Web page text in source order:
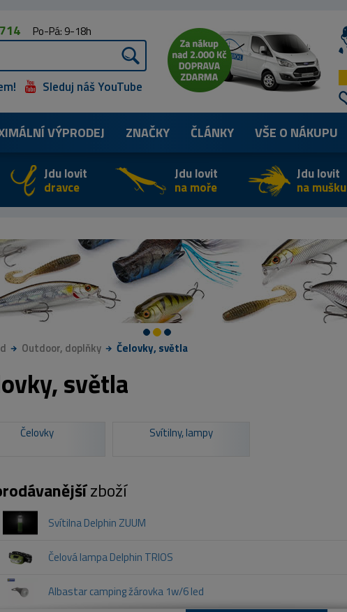
Po-Pá: 9-18h
Sleduj náš YouTube
VÝPRODEJ ZNAČKY ČLÁNKY VŠE O NÁKUPU
Jdu lovit
dravce
Jdu lovit
na moře
Jdu lovit
na mušku
Outdoor, doplňky Čelovky, světla
světla
Čelovky Svítilny, lampy
zboží
Svítilna Delphin ZUUM
Čelová lampa Delphin TRIOS
Albastar camping žárovka 1w/6 led